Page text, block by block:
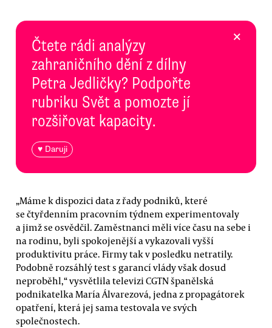
Čtete rádi analýzy
zahraničního dění z dílny
Petra Jedličky? Podpořte
rubriku Svět a pomozte jí
rozšiřovat kapacity.
♥ Daruji
×
„Máme k dispozici data z řady podniků, které
se čtyřdenním pracovním týdnem experimentovaly
a jimž se osvědčil. Zaměstnanci měli více času na sebe i
na rodinu, byli spokojenější a vykazovali vyšší
produktivitu práce. Firmy tak v posledku netratily.
Podobně rozsáhlý test s garancí vlády však dosud
neproběhl,“ vysvětlila televizi CGTN španělská
podnikatelka María Álvarezová, jedna z propagátorek
opatření, která jej sama testovala ve svých
společnostech.